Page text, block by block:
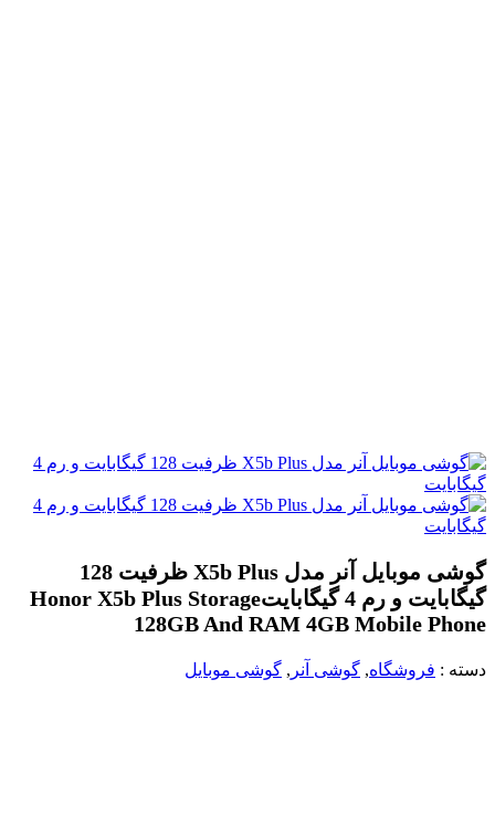
گوشی موبایل آنر مدل X5b Plus ظرفیت 128
گیگابایت و رم 4 گیگابایت
Honor X5b Plus Storage
128GB And RAM 4GB Mobile Phone
دسته : فروشگاه, گوشی آنر , گوشی موبایل